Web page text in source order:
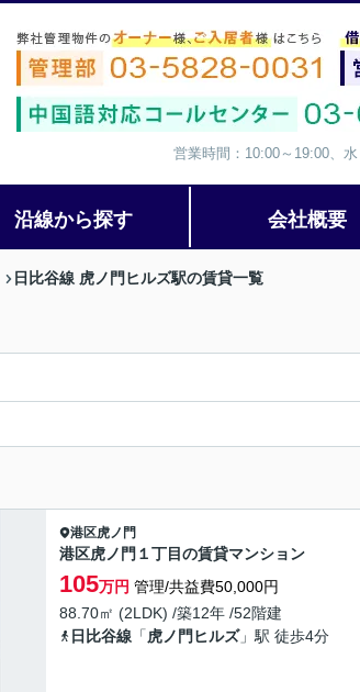
営業時間：10:00～19:00、
沿線から探す 会社概要
日比谷線 虎ノ門ヒルズ駅の賃貸一覧
港区虎ノ門
港区虎ノ門１丁目の賃貸マンション
105万円 管理/共益費50,000円
88.70㎡ (2LDK) /築12年 /52階建
日比谷線 「 虎ノ門ヒルズ」駅 徒歩4分